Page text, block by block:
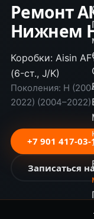
Ремонт
Нижнем
Коробки: Aisin
(6-ст., J/K)
Поколения: H
2022) (2004–2022)
+7 901 417-03-
Записаться